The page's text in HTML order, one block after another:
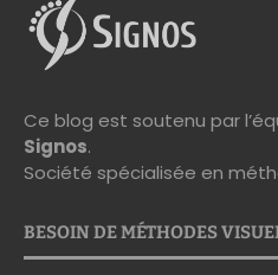
Ce blog est soutenu par
Signos.
Société spécialisée en
BESOIN DE MÉTHODES